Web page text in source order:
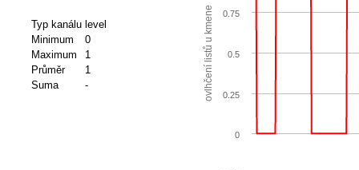
Typ kanálu level
Minimum
0
Maximum
1
Průměr
1
Suma
- ovlhčení listů u kmene
0
0.25
0.5
0.75